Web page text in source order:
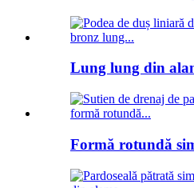
Lung lung din
Formă rotundă